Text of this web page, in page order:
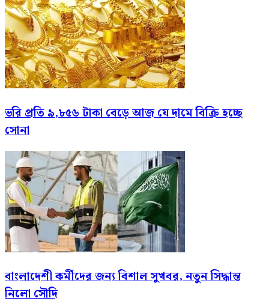
ভরি প্রতি ৯,৮৫৬ টাকা বেড়ে আজ যে দামে বিক্রি হচ্ছে
সোনা
বাংলাদেশী কর্মীদের জন্য বিশাল সুখবর, নতুন সিদ্ধান্ত
নিলো সৌদি